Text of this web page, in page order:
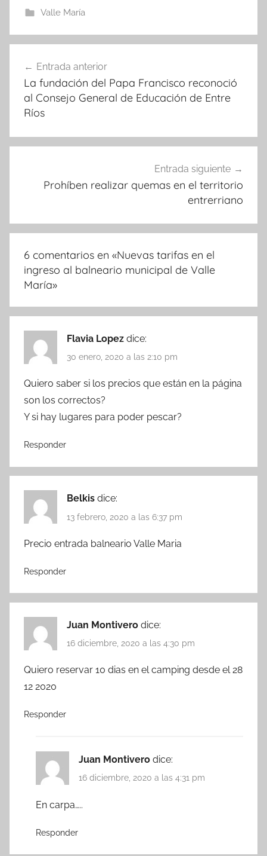
Valle María
de
entradas
Entrada anterior
La fundación del Papa Francisco reconoció
al Consejo General de Educación de Entre
Ríos
Entrada siguiente
Prohíben realizar quemas en el territorio
entrerriano
6 comentarios en «Nuevas tarifas en el
ingreso al balneario municipal de Valle
María»
Flavia Lopez dice:
30 enero, 2020 a las 2:10 pm
Quiero saber si los precios que están en la página
son los correctos?
Y si hay lugares para poder pescar?
Responder
Belkis dice:
13 febrero, 2020 a las 6:37 pm
Precio entrada balneario Valle Maria
Responder
Juan Montivero dice:
16 diciembre, 2020 a las 4:30 pm
Quiero reservar 10 dias en el camping desde el 28
12 2020
Responder
Juan Montivero dice:
16 diciembre, 2020 a las 4:31 pm
En carpa…..
Responder